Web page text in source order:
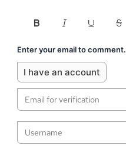
Enter your email to comment.
I have an account